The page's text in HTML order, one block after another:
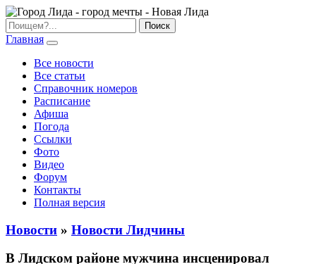
Главная
Все новости
Все статьи
Справочник номеров
Расписание
Афиша
Погода
Ссылки
Фото
Видео
Форум
Контакты
Полная версия
Новости » Новости Лидчины
В Лидском районе мужчина инсценировал